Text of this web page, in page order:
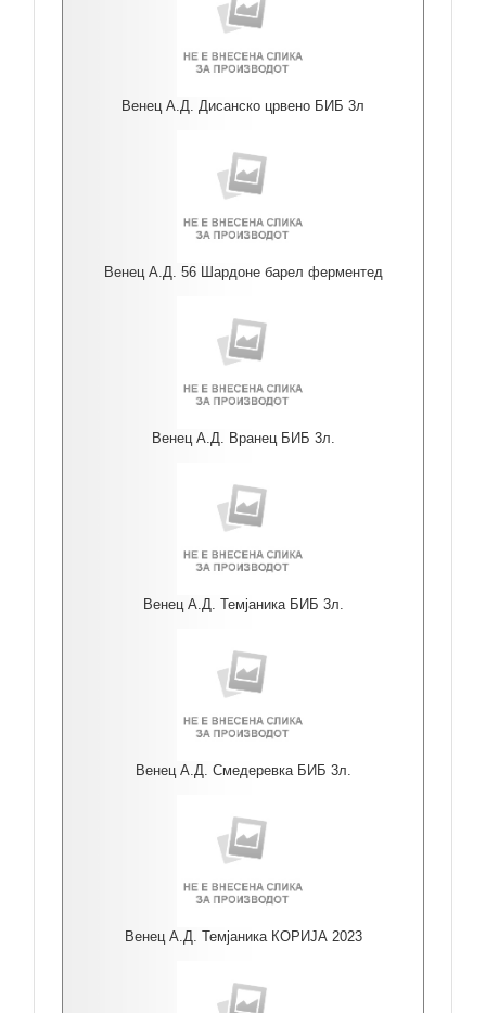
Венец А.Д. Дисанско црвено БИБ 3л
Венец А.Д. 56 Шардоне барел ферментед
Венец А.Д. Вранец БИБ 3л.
Венец А.Д. Темјаника БИБ 3л.
Венец А.Д. Смедеревка БИБ 3л.
Венец А.Д. Темјаника КОРИЈА 2023